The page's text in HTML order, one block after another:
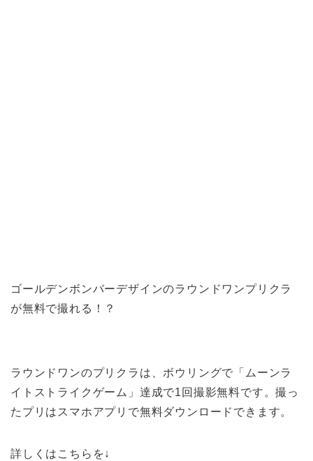
ゴールデンボンバーデザインのラウンドワンプリクラ
が無料で撮れる！？
ラウンドワンのプリクラは、ボウリングで「ムーンラ
イトストライクゲーム」達成で1回撮影無料です。撮っ
たプリはスマホアプリで無料ダウンロードできます。
詳しくはこちらを↓